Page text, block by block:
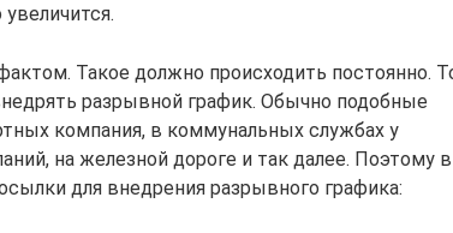
Такое должно происходить постоянно.
разрывной график. Обычно подобные
компания, в коммунальных службах у
на железной дороге и так далее. Поэтому в
для внедрения разрывного графика: